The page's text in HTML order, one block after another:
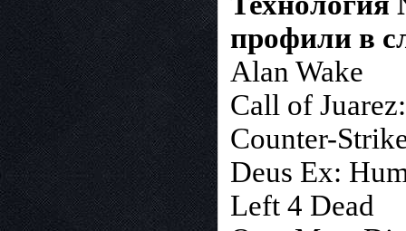
профили в
Alan Wake
Call of
Counter-
Deus Ex:
Left 4 Dead